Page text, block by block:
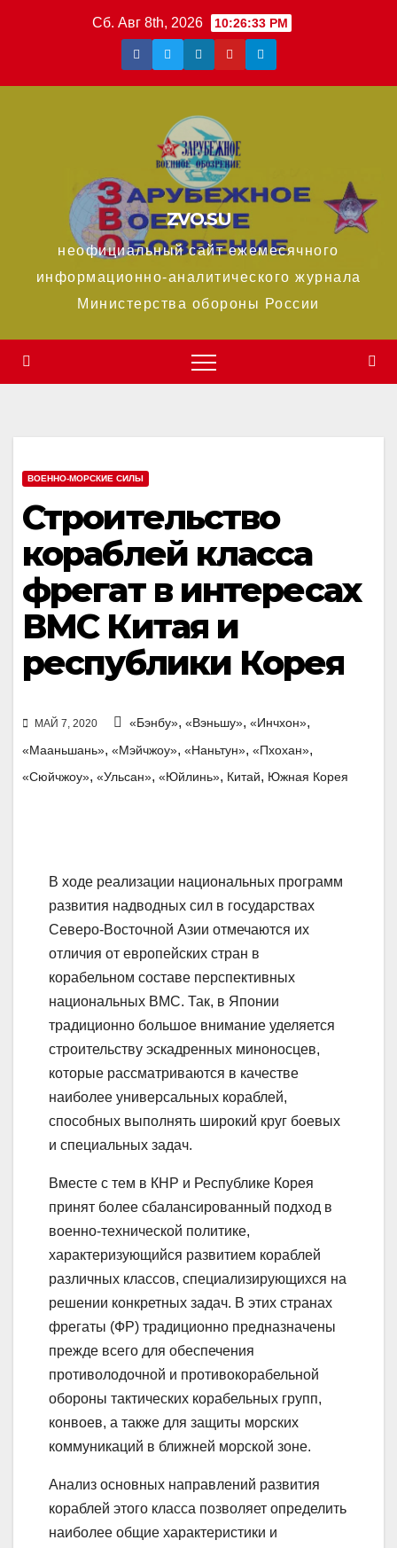
Сб. Авг 8th, 2026 10:26:34 PM
ZVO.SU
неофициальный сайт ежемесячного
информационно-аналитического журнала
Министерства обороны России
ВОЕННО-МОРСКИЕ СИЛЫ
Строительство
кораблей класса
фрегат в интересах
ВМС Китая и
республики Корея
МАЙ 7, 2020 «Бэнбу», «Вэньшу», «Инчхон»,
«Мааньшань», «Мэйчжоу», «Наньтун», «Пхохан»,
«Сюйчжоу», «Ульсан», «Юйлинь», Китай, Южная Корея
В ходе реализации национальных программ
развития надводных сил в государствах
Северо-Восточной Азии отмечаются их
отличия от европейских стран в
корабельном составе перспективных
национальных ВМС. Так, в Японии
традиционно большое внимание уделяется
строительству эскадренных миноносцев,
которые рассматриваются в качестве
наиболее универсальных кораблей,
способных выполнять широкий круг боевых
и специальных задач.
Вместе с тем в КНР и Республике Корея
принят более сбалансированный подход в
военно-технической политике,
характеризующийся развитием кораблей
различных классов, специализирующихся на
решении конкретных задач. В этих странах
фрегаты (ФР) традиционно предназначены
прежде всего для обеспечения
противолодочной и противокорабельной
обороны тактических корабельных групп,
конвоев, а также для защиты морских
коммуникаций в ближней морской зоне.
Анализ основных направлений развития
кораблей этого класса позволяет определить
наиболее общие характеристики и